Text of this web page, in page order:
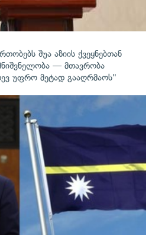
შუა აზიის ქვეყნებთან
— მთავრობა
უფრო მეტად გააღრმაოს"